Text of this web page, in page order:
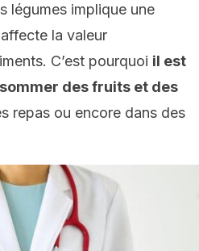
légumes implique une
la valeur
C’est pourquoi il est
des fruits et des
repas ou encore dans des